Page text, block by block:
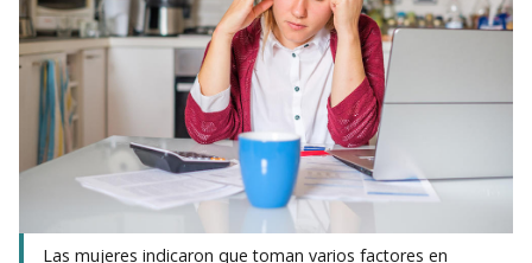
Las mujeres indicaron que toman varios factores en